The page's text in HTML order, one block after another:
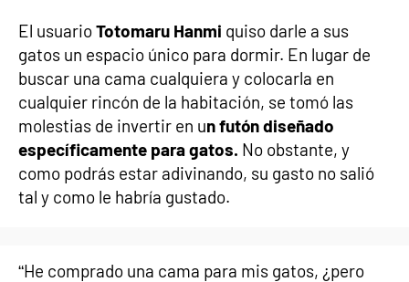
El usuarioTotomaru Hanmi quiso darle a sus
gatos un espacio único para dormir. En lugar de
buscar una cama cualquiera y colocarla en
cualquier rincón de la habitación, se tomó las
molestias de invertir en un futón diseñado
específicamente para gatos. No obstante, y
como podrás estar adivinando, su gasto no salió
tal y como le habría gustado.
“He comprado una cama para mis gatos, ¿pero